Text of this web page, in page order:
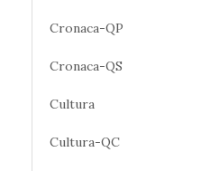
Cronaca-QP
Cronaca-QS
Cultura
Cultura-QC